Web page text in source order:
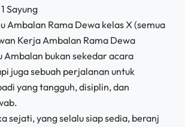
Sayung
Ambalan Rama Dewa kelas X (semua
Kerja Ambalan Rama Dewa
Ambalan bukan sekedar acara
juga sebuah perjalanan untuk
yang tangguh, disiplin, dan
sejati, yang selalu siap sedia, beranj